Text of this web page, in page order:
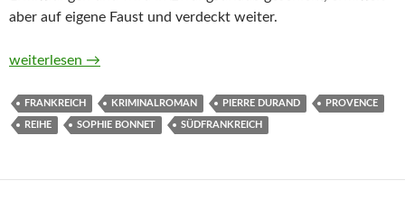
aber auf eigene Faust und verdeckt weiter.
Provenzalische Täuschung. Ein Fall für Pierre Durand von
weiterlesen →
FRANKREICH KRIMINALROMAN PIERRE DURAND PROVENCE
REIHE SOPHIE BONNET SÜDFRANKREICH